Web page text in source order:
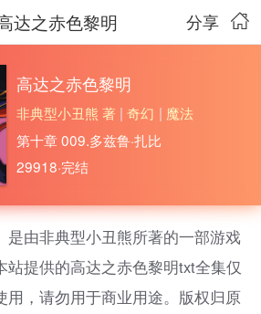
分享
达之赤色黎明
高达之赤色黎明
非典型小丑熊 著 |奇幻 | 魔法
第十章 009.多兹鲁·扎比
29918·完结
是由非典型小丑熊所著的一部游戏
站提供的高达之赤色黎明txt全集仅
用，请勿用于商业用途。版权归原